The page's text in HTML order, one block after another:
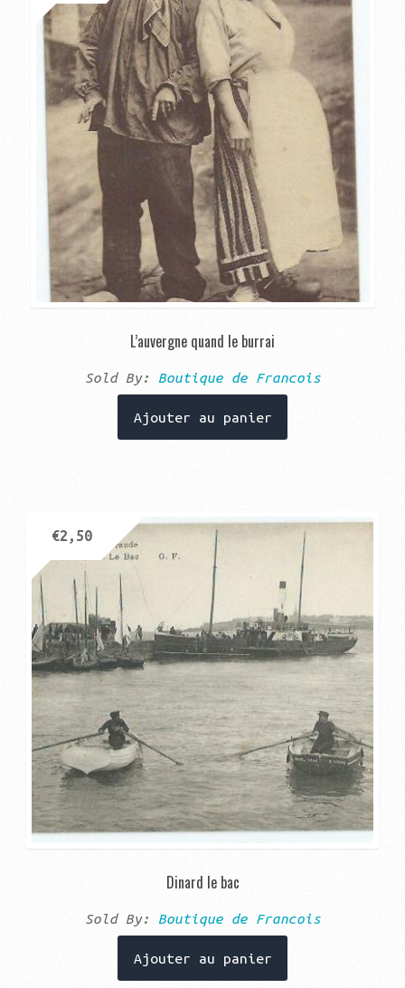
L’auvergne quand le burrai
Sold By: Boutique de Francois
Ajouter au panier
Dinard le bac
€2,50
Sold By: Boutique de Francois
Ajouter au panier